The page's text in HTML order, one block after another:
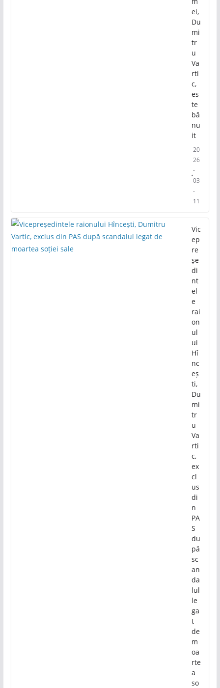
ei,
Du
mi
tr
u
Va
rti
c,
es
te
bă
nu
it
20
26
-
03
-
11
Vic
ep
re
șe
di
nt
el
e
rai
on
ul
ui
Hî
nc
eș
ti,
Du
mi
tr
u
Va
rti
c,
ex
cl
us
di
n
PA
S
du
pă
sc
an
da
lul
le
ga
t
de
m
oa
rte
a
so